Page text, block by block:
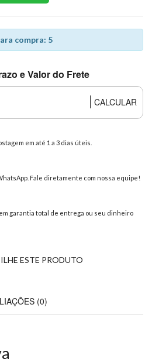
compra: 5
e Valor do Frete
CALCULAR
em até 1 a 3 dias úteis.
Fale diretamente com nossa equipe!
garantia total de entrega ou seu dinheiro
ESTE PRODUTO
(0)